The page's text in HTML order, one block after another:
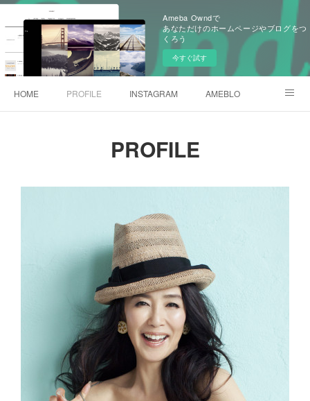
Ameba Owndで
あなただけのホームページやブログをつ
くろう
今すぐ試す
HOME PROFILE INSTAGRAM AMEBLO
PROFILE